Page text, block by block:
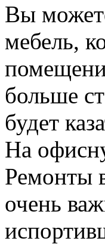
Вы
мебель,
больше
будет
На
Ремонты
очень